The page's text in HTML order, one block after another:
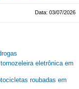
Data: 03/07/2026
eletrônica em
roubadas em